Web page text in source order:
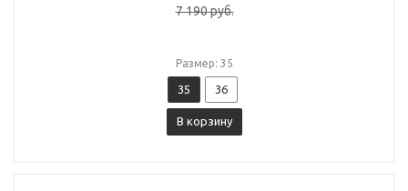
7 190руб.
Размер: 35
35 36
В корзину